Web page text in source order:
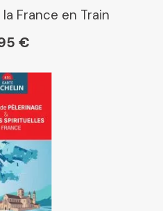
Kleber
Place des libraires
France en Train
€